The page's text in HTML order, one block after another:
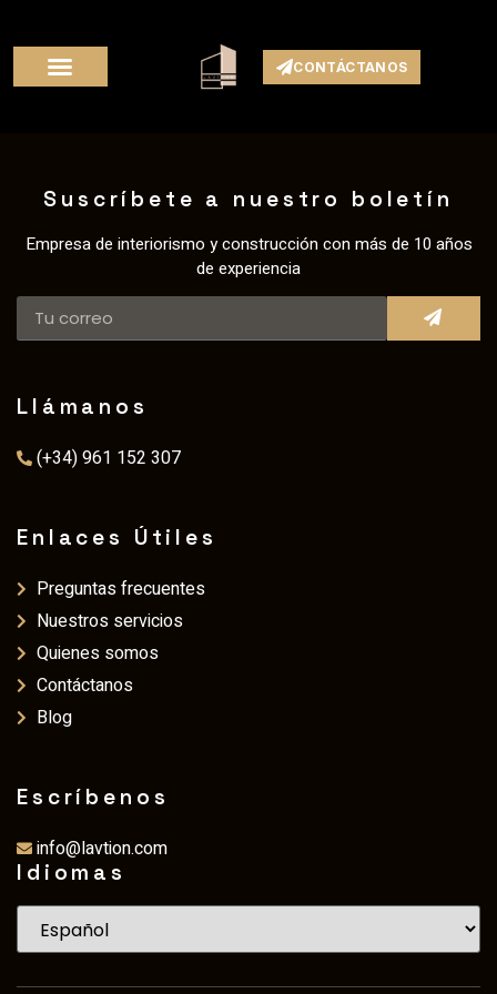
CONTÁCTANOS
Suscríbete a nuestro boletín
Empresa de interiorismo y construcción con más de 10 años
de experiencia
Llámanos
(+34) 961 152 307
Enlaces Útiles
Preguntas frecuentes
Nuestros servicios
Quienes somos
Contáctanos
Blog
Escríbenos
info@lavtion.com
Idiomas